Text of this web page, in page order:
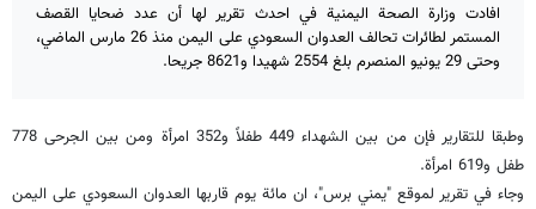
افادت وزارة الصحة اليمنية في احدث تقرير لها أن عدد ضحايا القصف
المستمر لطائرات تحالف العدوان السعودي على اليمن منذ 26 مارس الماضي،
وحتى 29 يونيو المنصرم بلغ 2554 شهيدا و8621 جريحا.
وطبقا للتقارير فإن من بين الشهداء 449 طفلاً و352 امرأة ومن بين الجرحى 778
طفل و619 امرأة.
وجاء في تقرير لموقع "يمني برس"، ان مائة يوم قاربها العدوان السعودي على اليمن